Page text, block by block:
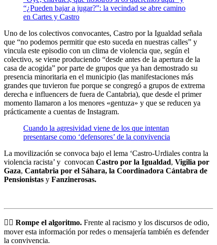
“¿Pueden bajar a jugar?”: la vecindad se abre camino
en Cartes y Castro
Uno de los colectivos convocantes, Castro por la Igualdad señala
que “no podemos permitir que esto suceda en nuestras calles” y
vincula este episodio con un clima de violencia que, según el
colectivo, se viene produciendo “desde antes de la apertura de la
casa de acogida” por parte de grupos que ya han demostrado su
presencia minoritaria en el municipio (las manifestaciones más
grandes que tuvieron fue porque se congregó a grupos de extrema
derecha e influencers de fuera de Cantabria), que desde el primer
momento llamaron a los menores «gentuza» y que se reducen ya
prácticamente a cuentas de Instagram.
Cuando la agresividad viene de los que intentan
presentarse como ‘defensores’ de la convivencia
La movilización se convoca bajo el lema ‘Castro-Urdiales contra la
violencia racista’ y convocan Castro por la Igualdad, Vigilia por
Gaza, Cantabria por el Sáhara, la Coordinadora Cántabra de
Pensionistas y Fanzinerosas.
✊🏾 Rompe el algoritmo. Frente al racismo y los discursos de odio,
mover esta información por redes o mensajería también es defender
la convivencia.